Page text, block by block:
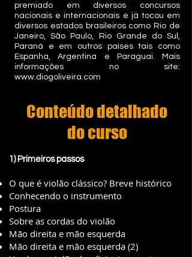
premiado em diversos concursos
nacionais e internacionais e já tocou em
diversos estados brasileiros como Rio de
Janeiro, São Paulo, Rio Grande do Sul,
Paraná e em outros países tais como
Espanha, Argentina e Paraguai. Mais
informações no site:
www.diogoliveira.com
Conteúdo detalhado
do curso
1) Primeiros passos
O que é violão clássico? Breve histórico
Conhecendo o instrumento
Postura
Sobre as cordas do violão
Mão direita e mão esquerda
Mão direita e mão esquerda (2)